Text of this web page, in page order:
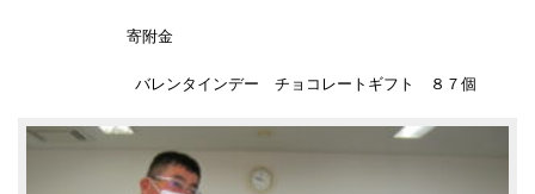
寄附金
バレンタインデー チョコレートギフト ８７個